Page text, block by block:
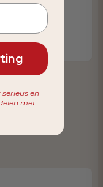
en
met